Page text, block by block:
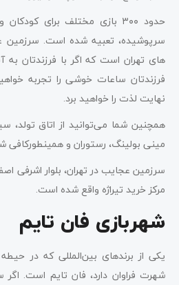
حدود ۳۰۰ بازی مختلف برای
سرپوشیده، تعبیه شده است.
‌های تهران است که اگر با فرزندتان به
فرزندتان ساعات خوشی را تجربه
نهایت لذت را خواهید برد.
مینی بولینگ، رستوران و همینطور‌کافی
سرزمین عجایب در تهران، بلوار اشرفی
مرکز خرید تیراژه واقع شده است.
شهربازی فان تایم
یکی از برندهای بین‌المللی که در
شهرت فراوان دارد، فان تایم است.